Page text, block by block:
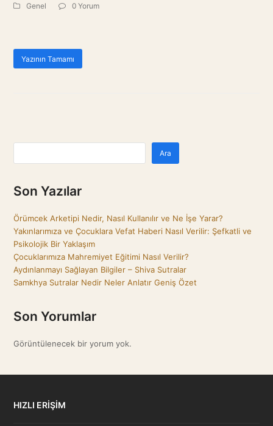
Genel
0 Yorum
Yazının Tamamı
Ara
Son Yazılar
Örümcek Arketipi Nedir, Nasıl Kullanılır ve Ne İşe Yarar?
Yakınlarımıza ve Çocuklara Vefat Haberi Nasıl Verilir: Şefkatli ve
Psikolojik Bir Yaklaşım
Çocuklarımıza Mahremiyet Eğitimi Nasıl Verilir?
Aydınlanmayı Sağlayan Bilgiler – Shiva Sutralar
Samkhya Sutralar Nedir Neler Anlatır Geniş Özet
Son Yorumlar
Görüntülenecek bir yorum yok.
HIZLI ERİŞİM